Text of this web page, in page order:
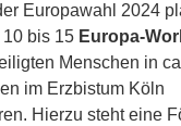
Europawahl 2024
bis 15 Europa-
Menschen in
im Erzbistum Köln
Hierzu steht eine